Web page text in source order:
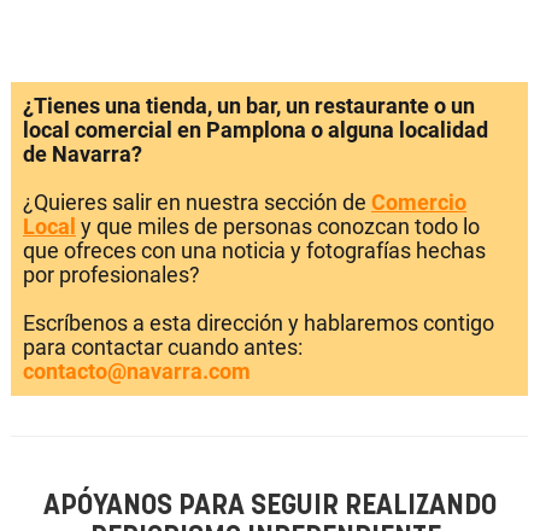
¿Tienes una tienda, un bar, un restaurante o un
local comercial en Pamplona o alguna localidad
de Navarra?
¿Quieres salir en nuestra sección de Comercio
Local y que miles de personas conozcan todo lo
que ofreces con una noticia y fotografías hechas
por profesionales?
Escríbenos a esta dirección y hablaremos contigo
para contactar cuando antes:
contacto@navarra.com
APÓYANOS PARA SEGUIR REALIZANDO